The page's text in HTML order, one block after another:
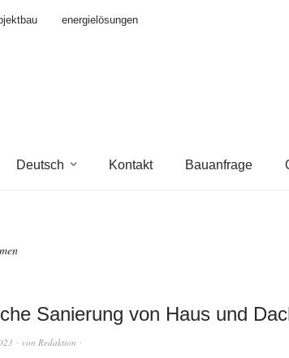
energielösungen
Deutsch Kontakt Bauanfrage
Sanierung von Haus und
von Redaktion